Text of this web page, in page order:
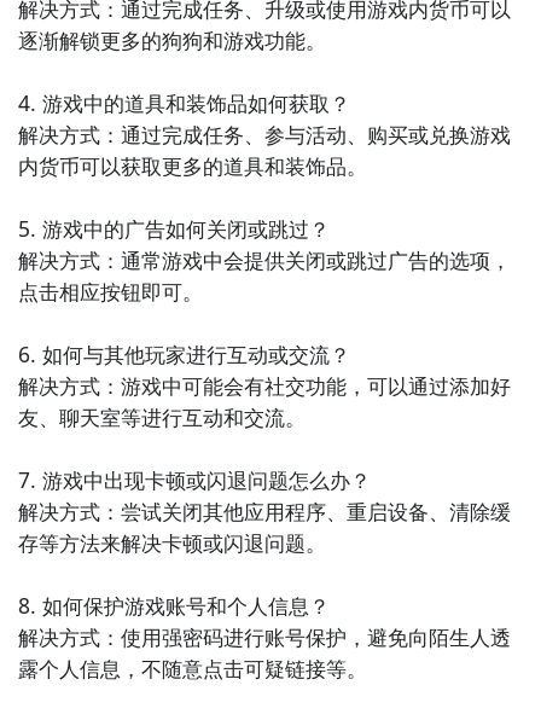
立即下载
步骤1：在九游开测表中玩家们可以看到当天所有进行开
测的手机游戏，以及最近十天即将进行测试的游戏，有
具体的测试时间以及测试阶段介绍，玩家们可以在这里
查找永远可爱的狗的相关公测时间信息!
步骤2：访问地址>>>手游开测表地址
各位玩家是否都已经掌握好以上三种技巧了呢，随时随
地关注永远可爱的狗什么时候开测，什么时候开放下
载，什么时候公测等信息，还有一个办法就是留意九游
和提问题，我们会第一时间为您解答。
解决方式：通过完成任务、升级或使用游戏内货币可以
逐渐解锁更多的狗狗和游戏功能。
4. 游戏中的道具和装饰品如何获取？
解决方式：通过完成任务、参与活动、购买或兑换游戏
内货币可以获取更多的道具和装饰品。
5. 游戏中的广告如何关闭或跳过？
解决方式：通常游戏中会提供关闭或跳过广告的选项，
点击相应按钮即可。
6. 如何与其他玩家进行互动或交流？
解决方式：游戏中可能会有社交功能，可以通过添加好
友、聊天室等进行互动和交流。
7. 游戏中出现卡顿或闪退问题怎么办？
解决方式：尝试关闭其他应用程序、重启设备、清除缓
存等方法来解决卡顿或闪退问题。
8. 如何保护游戏账号和个人信息？
解决方式：使用强密码进行账号保护，避免向陌生人透
露个人信息，不随意点击可疑链接等。